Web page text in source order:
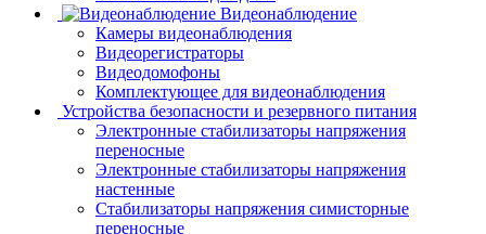
Видеонаблюдение
Камеры видеонаблюдения
Видеорегистраторы
Видеодомофоны
Комплектующее для видеонаблюдения
Устройства безопасности и резервного питания
Электронные стабилизаторы напряжения
переносные
Электронные стабилизаторы напряжения
настенные
Стабилизаторы напряжения симисторные
переносные